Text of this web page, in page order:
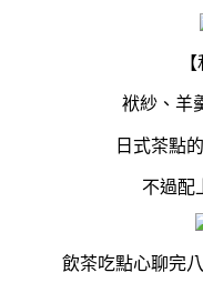
袱紗、羊
日式茶點
不過配
飲茶吃點心聊完